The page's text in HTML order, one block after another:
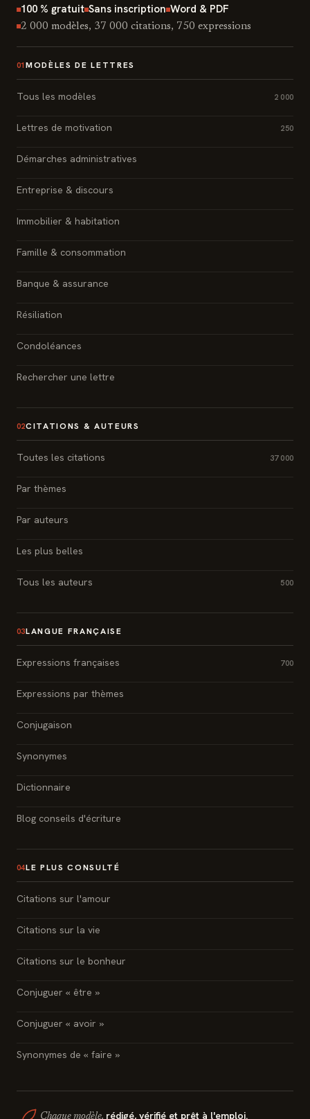
100 % gratuit Sans inscription Word & PDF
2 000 modèles, 37 000 citations, 750 expressions
01 MODÈLES DE LETTRES
Tous les modèles 2 000
Lettres de motivation 250
Démarches administratives
Entreprise & discours
Immobilier & habitation
Famille & consommation
Banque & assurance
Résiliation
Condoléances
Rechercher une lettre
02CITATIONS & AUTEURS
Toutes les citations 37 000
Par thèmes
Par auteurs
Les plus belles
Tous les auteurs 500
03LANGUE FRANÇAISE
Expressions françaises 700
Expressions par thèmes
Conjugaison
Synonymes
Dictionnaire
Blog conseils d'écriture
04LE PLUS CONSULTÉ
Citations sur l'amour
Citations sur la vie
Citations sur le bonheur
Conjuguer « être »
Conjuguer « avoir »
Synonymes de « faire »
Chaque modèle, rédigé, vérifié et prêt à l'emploi.